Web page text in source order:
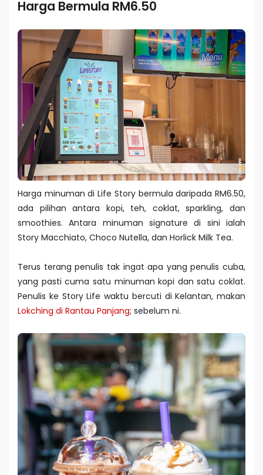
Harga Bermula RM6.50
Harga minuman di Life Story bermula daripada RM6.50,
ada pilihan antara kopi, teh, coklat, sparkling, dan
smoothies. Antara minuman signature di sini ialah
Story Macchiato, Choco Nutella, dan Horlick Milk Tea.
Terus terang penulis tak ingat apa yang penulis cuba,
yang pasti cuma satu minuman kopi dan satu coklat.
Penulis ke Story Life waktu bercuti di Kelantan, makan
Lokching di Rantau Panjang; sebelum ni.